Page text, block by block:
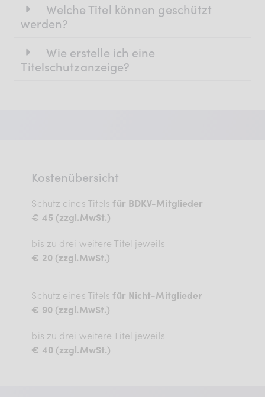
Welche Titel können geschützt
werden?
Wie erstelle ich eine
Titelschutzanzeige?
Kostenübersicht
Schutz eines Titelsfür BDKV-Mitglieder
€ 45 (zzgl.MwSt.)
bis zu drei weitere Titel jeweils
€ 20 (zzgl.MwSt.)
Schutz eines Titelsfür Nicht-Mitglieder
€ 90 (zzgl.MwSt.)
bis zu drei weitere Titel jeweils
€ 40 (zzgl.MwSt.)